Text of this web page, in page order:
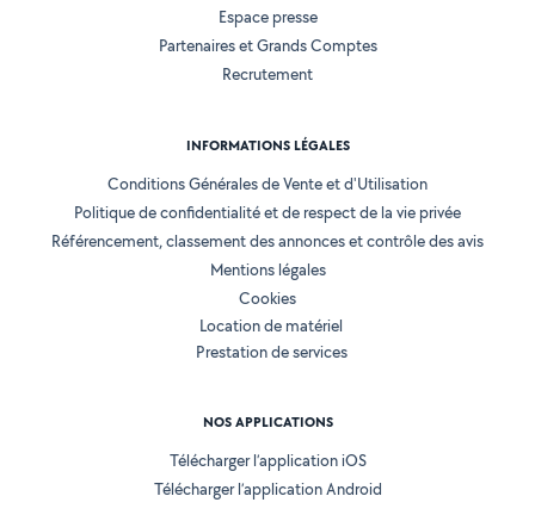
Espace presse
Partenaires et Grands Comptes
Recrutement
INFORMATIONS LÉGALES
Conditions Générales de Vente et d'Utilisation
Politique de confidentialité et de respect de la vie privée
Référencement, classement des annonces et contrôle des avis
Mentions légales
Cookies
Location de matériel
Prestation de services
NOS APPLICATIONS
Télécharger l’application iOS
Télécharger l’application Android